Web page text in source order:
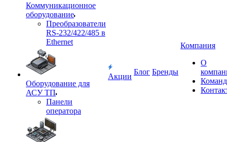
Коммуникационное
оборудование
Преобразователи
RS-232/422/485 в
Ethernet
Оборудование для
АСУ ТП
Панели
оператора
Акции
Блог Бренды
Компания
О